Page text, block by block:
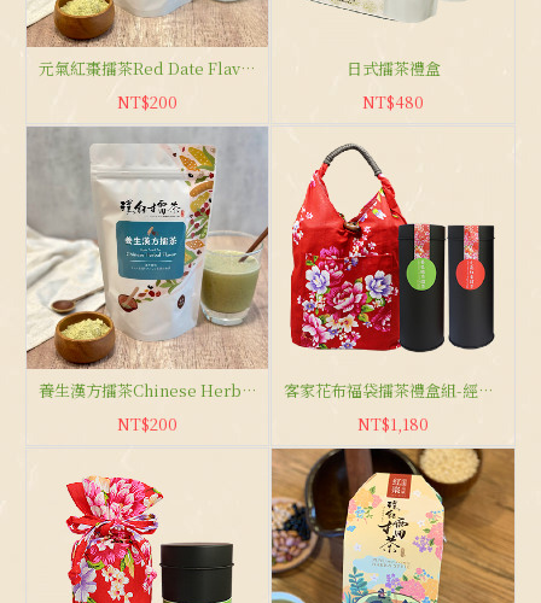
元氣紅棗擂茶Red Date Flavor
NT$200
日式擂茶禮盒
NT$480
養生漢方擂茶Chinese Herbal Flavor
NT$200
客家花布福袋擂茶禮盒組-經典紅
NT$1,180